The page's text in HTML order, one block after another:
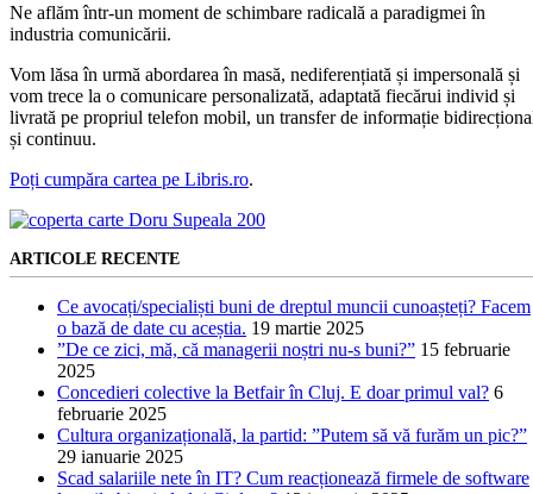
Ne aflăm într-un moment de schimbare radicală a paradigmei în
industria comunicării.
Vom lăsa în urmă abordarea în masă, nediferențiată și impersonală și
vom trece la o comunicare personalizată, adaptată fiecărui individ și
livrată pe propriul telefon mobil, un transfer de informație
și continuu.
Poți cumpăra cartea pe Libris.ro.
ARTICOLE RECENTE
Ce avocați/specialiști buni de dreptul muncii cunoașteți? Facem
o bază de date cu aceștia. 19 martie 2025
”De ce zici, mă, că managerii noștri nu-s buni?” 15 februarie
2025
Concedieri colective la Betfair în Cluj. E doar primul val? 6
februarie 2025
Cultura organizațională, la partid: ”Putem să vă furăm un pic?”
29 ianuarie 2025
Scad salariile nete în IT? Cum reacționează firmele de software